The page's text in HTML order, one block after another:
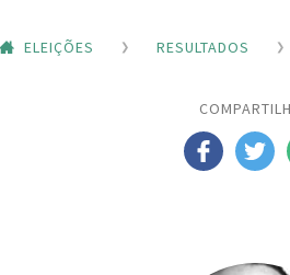
ELEIÇÕES RESULTADOS